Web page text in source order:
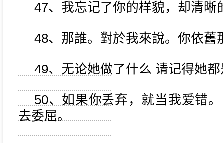
47、我忘记了你的样貌，却清晰
48、那誰。對於我來說。你依舊
49、无论她做了什么 请记得她
50、如果你丢弃，就当我爱错
去委屈。